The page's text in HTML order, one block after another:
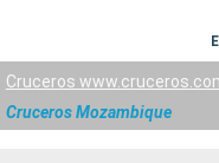
Cruceros
Cruceros Mozambique